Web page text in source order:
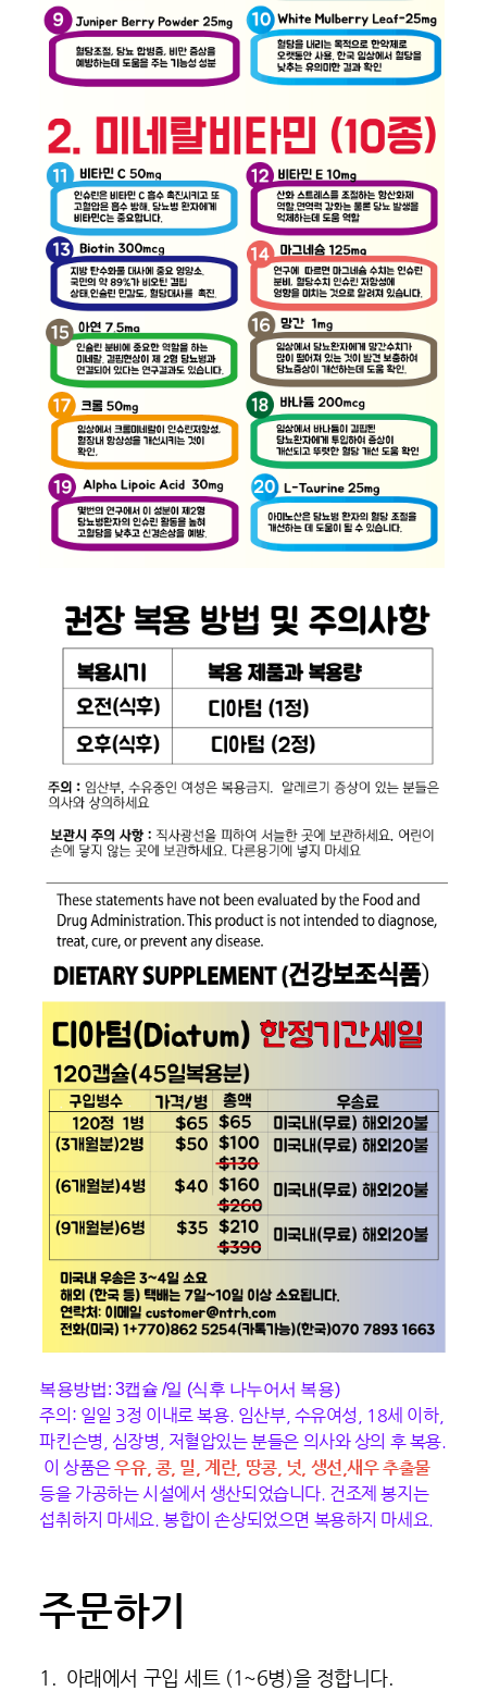
복용방법: 3캡슐 /일 (식후 나누어서 복용)
주의: 일일 3정 이내로 복용. 임산부, 수유여성, 18세 이하,
파킨슨병, 심장병, 저혈압있는 분들은 의사와 상의 후 복용.
이 상품은우유, 콩, 밀, 계란, 땅콩, 넛, 생선,새우 추출물
등을 가공하는 시설에서 생산되었습니다. 건조제 봉지는
섭취하지 마세요. 봉합이 손상되었으면 복용하지 마세요.
주문하기
1. 아래에서 구입 세트 (1~6병)을 정합니다.